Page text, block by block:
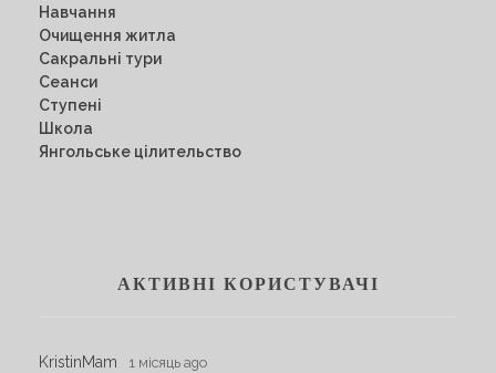
Навчання
Очищення житла
Сакральні тури
Сеанси
Ступені
Школа
Янгольське цілительство
АКТИВНІ КОРИСТУВАЧІ
KristinMam 1 місяць ago